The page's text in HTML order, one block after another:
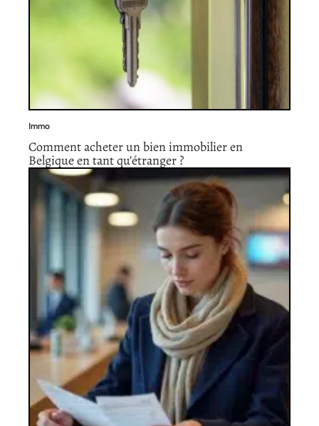
Immo
Comment acheter un bien immobilier en
Belgique en tant qu’étranger ?